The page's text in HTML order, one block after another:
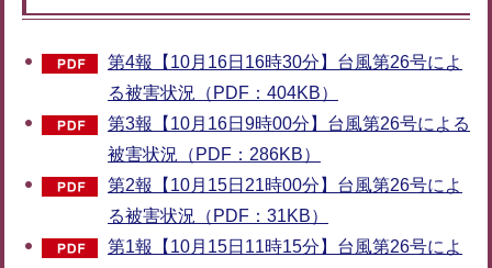
第4報【10月16日16時30分】台風第26号によ
る被害状況（PDF：404KB）
第3報【10月16日9時00分】台風第26号による
被害状況（PDF：286KB）
第2報【10月15日21時00分】台風第26号によ
る被害状況（PDF：31KB）
第1報【10月15日11時15分】台風第26号によ